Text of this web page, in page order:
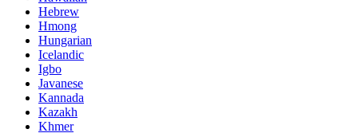
Hebrew
Hmong
Hungarian
Icelandic
Igbo
Javanese
Kannada
Kazakh
Khmer